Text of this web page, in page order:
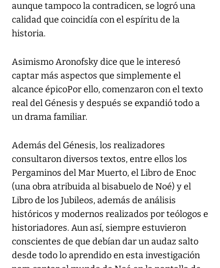
aunque tampoco la contradicen, se logró una
calidad que coincidía con el espíritu de la
historia.
Asimismo Aronofsky dice que le interesó
captar más aspectos que simplemente el
alcance épicoPor ello, comenzaron con el texto
real del Génesis y después se expandió todo a
un drama familiar.
Además del Génesis, los realizadores
consultaron diversos textos, entre ellos los
Pergaminos del Mar Muerto, el Libro de Enoc
(una obra atribuida al bisabuelo de Noé) y el
Libro de los Jubileos, además de análisis
históricos y modernos realizados por teólogos e
historiadores. Aun así, siempre estuvieron
conscientes de que debían dar un audaz salto
desde todo lo aprendido en esta investigación